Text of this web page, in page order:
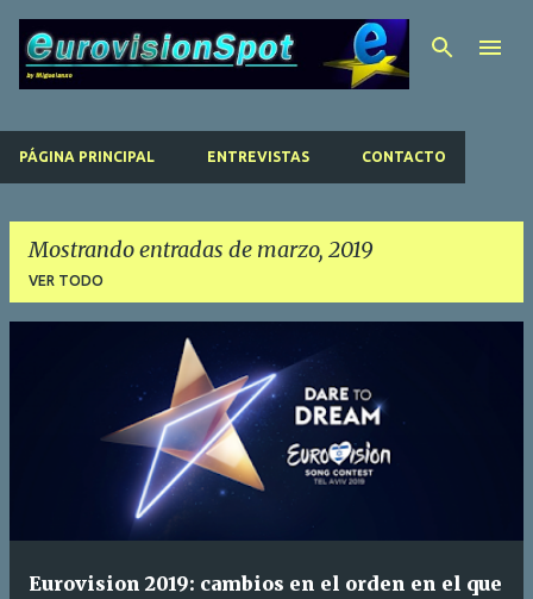
Ir al contenido principal
PÁGINA PRINCIPAL ENTREVISTAS CONTACTO
Mostrando entradas de marzo, 2019
VER TODO
Eurovision 2019: cambios en el orden en el que